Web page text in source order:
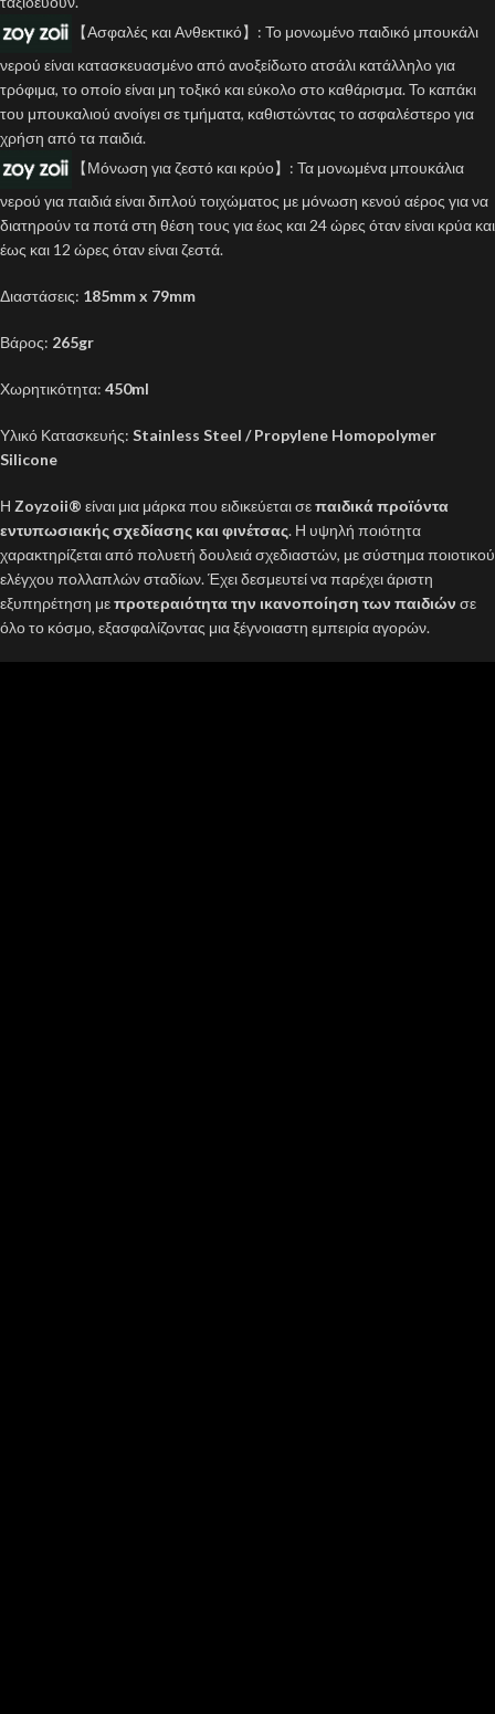
【Ασφαλές και Ανθεκτικό】: Το μονωμένο παιδικό μπουκάλι
νερού είναι κατασκευασμένο από ανοξείδωτο ατσάλι κατάλληλο για
τρόφιμα, το οποίο είναι μη τοξικό και εύκολο στο καθάρισμα. Το καπάκι
του μπουκαλιού ανοίγει σε τμήματα, καθιστώντας το ασφαλέστερο για
χρήση από τα παιδιά.
【Μόνωση για ζεστό και κρύο】: Τα μονωμένα μπουκάλια
νερού για παιδιά είναι διπλού τοιχώματος με μόνωση κενού αέρος για να
διατηρούν τα ποτά στη θέση τους για έως και 24 ώρες όταν είναι κρύα και
έως και 12 ώρες όταν είναι ζεστά.
Διαστάσεις: 185mm x 79mm
Βάρος: 265gr
Χωρητικότητα: 450ml
Υλικό Κατασκευής: Stainless Steel / Propylene Homopolymer
Silicone
Η Zoyzoii® είναι μια μάρκα που ειδικεύεται σεπαιδικά προϊόντα
εντυπωσιακής σχεδίασης και φινέτσας. Η υψηλή ποιότητα
χαρακτηρίζεται από πολυετή δουλειά σχεδιαστών, με σύστημα ποιοτικού
ελέγχου πολλαπλών σταδίων. Έχει δεσμευτεί να παρέχει άριστη
εξυπηρέτηση μεπροτεραιότητα την ικανοποίηση των παιδιών σε
όλο το κόσμο, εξασφαλίζοντας μια ξέγνοιαστη εμπειρία αγορών.